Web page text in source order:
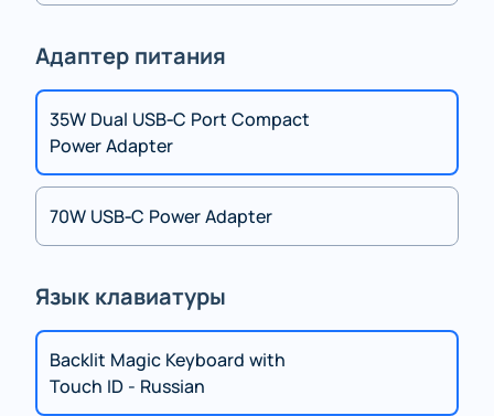
Адаптер питания
35W Dual USB‑C Port Compact
Power Adapter
70W USB‑C Power Adapter
Язык клавиатуры
Backlit Magic Keyboard with
Touch ID - Russian